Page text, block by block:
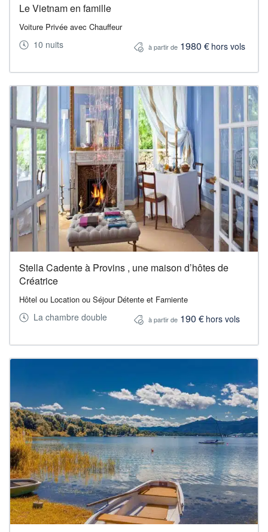
Le Vietnam en famille
Voiture Privée avec Chauffeur
10 nuits à partir de 1980 € hors vols
Stella Cadente à Provins , une maison d’hôtes de
Créatrice
Hôtel ou Location ou Séjour Détente et Farniente
La chambre double à partir de 190 € hors vols